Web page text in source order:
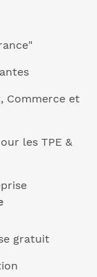
Commerce et
les TPE &
gratuit